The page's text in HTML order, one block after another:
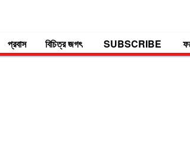
প্রবাস বিচিত্র জগৎ SUBSCRIBE